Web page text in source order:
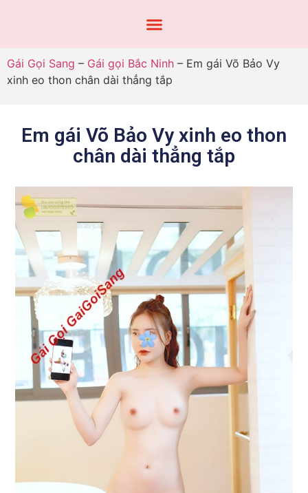
Gái Gọi Sang – Gái gọi Bắc Ninh – Em gái Võ Bảo Vy
xinh eo thon chân dài thẳng tắp
Em gái Võ Bảo Vy xinh eo thon
chân dài thẳng tắp